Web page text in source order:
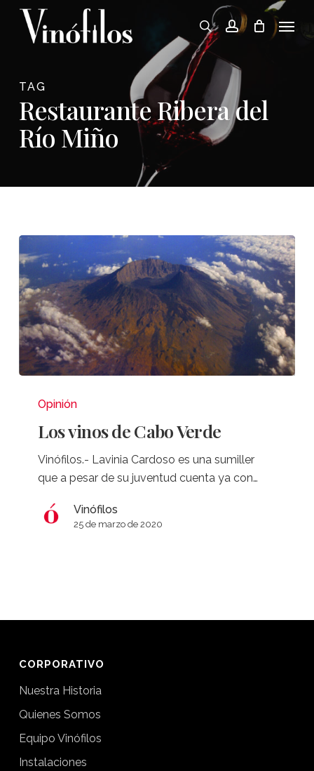
Skip
searchaccount
TAG
Restaurante Ribera del
Río Miño
vinos
Cabo
Verde
Opinión
Los vinos de Cabo Verde
Vinófilos.- Lavinia Cardoso es una sumiller
que a pesar de su juventud cuenta ya con…
Vinófilos
25 de marzo de 2020
CORPORATIVO
Nuestra Historia
Quienes Somos
Equipo Vinófilos
Instalaciones